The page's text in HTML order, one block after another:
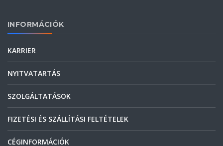
INFORMÁCIÓK
KARRIER
NYITVATARTÁS
SZOLGÁLTATÁSOK
FIZETÉSI ÉS SZÁLLÍTÁSI FELTÉTELEK
CÉGINFORMÁCIÓK